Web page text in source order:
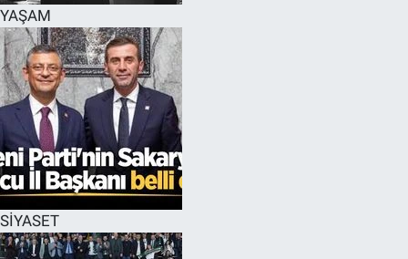
YAŞAM
SİYASET